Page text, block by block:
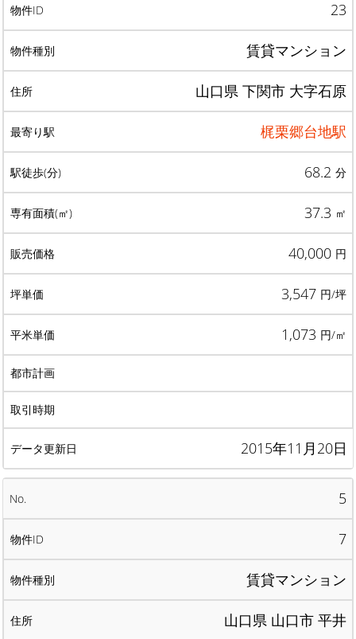
23
賃貸マンション
山口県 下関市 大字石原
梶栗郷台地駅
68.2 分
37.3 ㎡
40,000 円
3,547 円/坪
1,073 円/㎡
2015年11月20日
5
7
賃貸マンション
山口県 山口市 平井